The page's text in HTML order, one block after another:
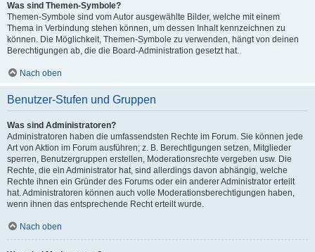
Was sind Themen-Symbole?
Themen-Symbole sind vom Autor ausgewählte Bilder, welche mit einem
Thema in Verbindung stehen können, um dessen Inhalt kennzeichnen zu
können. Die Möglichkeit, Themen-Symbole zu verwenden, hängt von deinen
Berechtigungen ab, die die Board-Administration gesetzt hat.
Nach oben
Benutzer-Stufen und Gruppen
Was sind Administratoren?
Administratoren haben die umfassendsten Rechte im Forum. Sie können jede
Art von Aktion im Forum ausführen; z. B. Berechtigungen setzen, Mitglieder
sperren, Benutzergruppen erstellen, Moderationsrechte vergeben usw. Die
Rechte, die ein Administrator hat, sind allerdings davon abhängig, welche
Rechte ihnen ein Gründer des Forums oder ein anderer Administrator erteilt
hat. Administratoren können auch volle Moderationsberechtigungen haben,
wenn ihnen das entsprechende Recht erteilt wurde.
Nach oben